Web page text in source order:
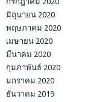
มิถุนายน 2020
พฤษภาคม 2020
เมษายน 2020
มีนาคม 2020
กุมภาพันธ์ 2020
มกราคม 2020
ธันวาคม 2019